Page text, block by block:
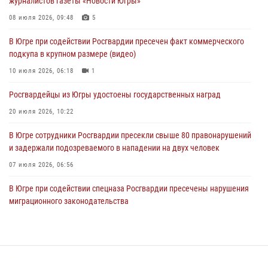
Генерал-полковник Юрий Аверин выступил на Всероссийском
молодёжном образовательном форуме «Территория смыслов»
Ключевые события Росгвардии: итоги недели с 27 июля по 2
августа (видео)
08 июля 2026, 09:48 5
В Югре при содействии Росгвардии пресечен факт коммерческого
подкупа в крупном размере (видео)
10 июля 2026, 06:18 1
Росгвардейцы из Югры удостоены государственных наград
20 июля 2026, 10:22
В Югре сотрудники Росгвардии пресекли свыше 80 правонарушений
и задержали подозреваемого в нападении на двух человек
07 июля 2026, 06:56
В Югре при содействии спецназа Росгвардии пресечены нарушения
миграционного законодательства